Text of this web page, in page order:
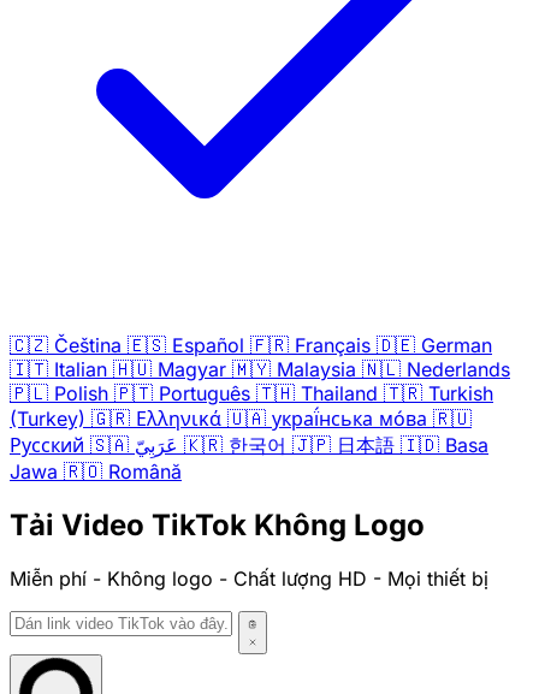
🇨🇿 Čeština 🇪🇸 Español 🇫🇷 Français 🇩🇪 German
🇮🇹 Italian 🇭🇺 Magyar 🇲🇾 Malaysia 🇳🇱 Nederlands
🇵🇱 Polish 🇵🇹 Português 🇹🇭 Thailand 🇹🇷 Turkish
(Turkey) 🇬🇷 Ελληνικά 🇺🇦 украї́нська мо́ва 🇷🇺
Русский 🇸🇦 عَرَبِيّ 🇰🇷 한국어 🇯🇵 日本語 🇮🇩 Basa
Jawa 🇷🇴 Română
Tải Video TikTok Không Logo
Miễn phí - Không logo - Chất lượng HD - Mọi thiết bị